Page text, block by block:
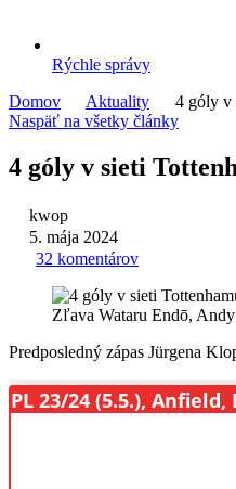
Rýchle správy
Domov
Aktuality
4 góly v
Naspäť na všetky články
4 góly v sieti
kwop
5. mája 2024
32 komentárov
Zľava Wataru Endō,
Predposledný zápas Jürgena
PL 23/24 (5.5.),